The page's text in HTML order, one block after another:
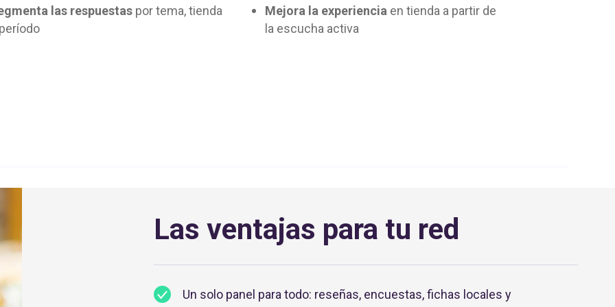
las respuestas por tema, tienda
Mejora la experiencia en tienda a partir de
la escucha activa
Las ventajas para tu red
Un solo panel para todo: reseñas, encuestas, fichas locales y